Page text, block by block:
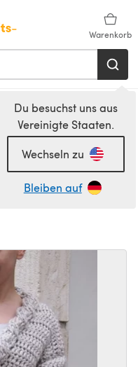
Warenkorb
Du besuchst uns aus
Vereinigte Staaten.
Wechseln zu
Bleiben auf
Jacken